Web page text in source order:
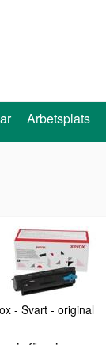
Arbetsplats
- Svart - original